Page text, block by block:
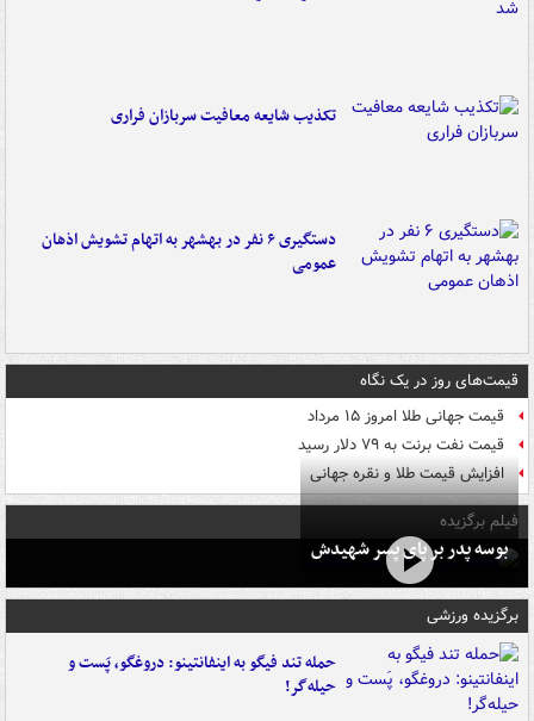
تکذیب شایعه معافیت سربازان فراری
دستگیری ۶ نفر در بهشهر به اتهام تشویش اذهان
عمومی
قیمت‌های روز در یک نگاه
قیمت جهانی طلا امروز ۱۵ مرداد
قیمت نفت برنت به ۷۹ دلار رسید
افزایش قیمت طلا و نقره جهانی
فیلم برگزیده
بوسه‌ پدر بر پای پسر شهیدش
برگزیده ورزشی
حمله تند فیگو به اینفانتینو: دروغگو، پَست‌ و
حیله‌گر!